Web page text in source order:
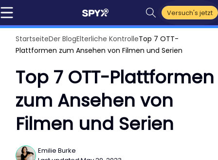
Versuch's jetzt
StartseiteDer BlogElterliche KontrolleTop 7 OTT-
Plattformen zum Ansehen von Filmen und Serien
Top 7 OTT-Plattformen
zum Ansehen von
Filmen und Serien
Emilie Burke